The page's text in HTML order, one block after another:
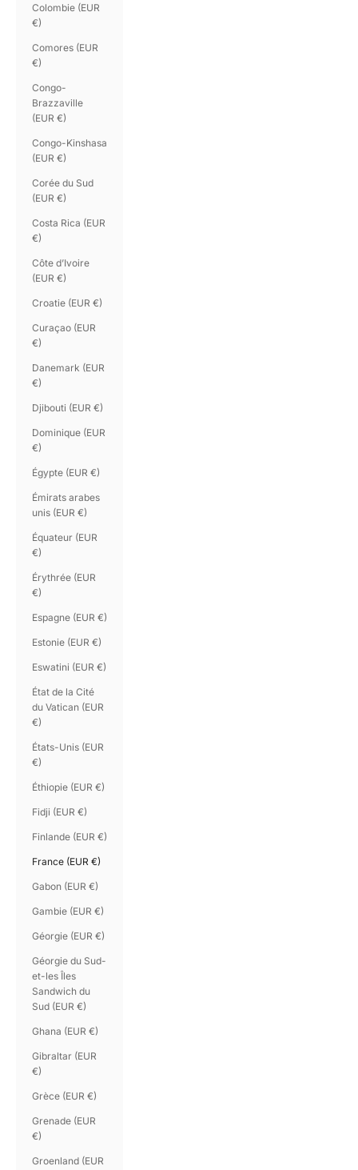
Colombie (EUR
€)
Comores (EUR
€)
Congo-
Brazzaville
(EUR €)
Congo-Kinshasa
(EUR €)
Corée du Sud
(EUR €)
Costa Rica (EUR
€)
Côte d’Ivoire
(EUR €)
Croatie (EUR €)
Curaçao (EUR
€)
Danemark (EUR
€)
Djibouti (EUR €)
Dominique (EUR
€)
Égypte (EUR €)
Émirats arabes
unis (EUR €)
Équateur (EUR
€)
Érythrée (EUR
€)
Espagne (EUR €)
Estonie (EUR €)
Eswatini (EUR €)
État de la Cité
du Vatican (EUR
€)
États-Unis (EUR
€)
Éthiopie (EUR €)
Fidji (EUR €)
Finlande (EUR €)
France (EUR €)
Gabon (EUR €)
Gambie (EUR €)
Géorgie (EUR €)
Géorgie du Sud-
et-les Îles
Sandwich du
Sud (EUR €)
Ghana (EUR €)
Gibraltar (EUR
€)
Grèce (EUR €)
Grenade (EUR
€)
Groenland (EUR